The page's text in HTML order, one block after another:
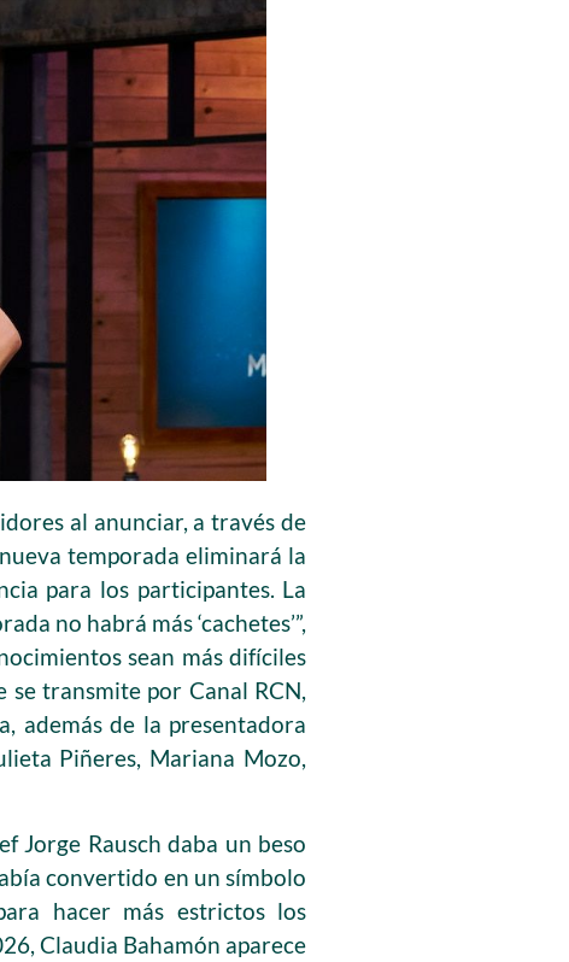
al anunciar, a través de
temporada eliminará la
para los participantes. La
no habrá más ‘cachetes’”,
sean más difíciles
transmite por Canal RCN,
además de la presentadora
Piñeres, Mariana Mozo,
Jorge Rausch daba un beso
convertido en un símbolo
hacer más estrictos los
Claudia Bahamón aparece